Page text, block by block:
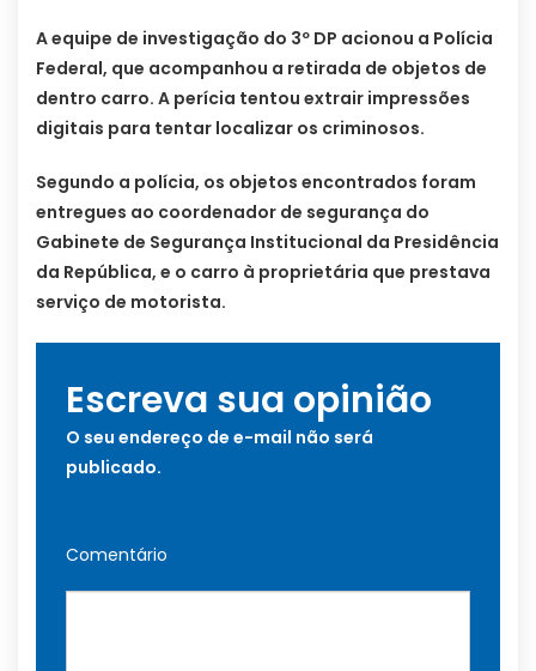
A equipe de investigação do 3º DP acionou a Polícia
Federal, que acompanhou a retirada de objetos de
dentro carro. A perícia tentou extrair impressões
digitais para tentar localizar os criminosos.
Segundo a polícia, os objetos encontrados foram
entregues ao coordenador de segurança do
Gabinete de Segurança Institucional da Presidência
da República, e o carro à proprietária que prestava
serviço de motorista.
Escreva sua opinião
O seu endereço de e-mail não será
publicado.
Comentário